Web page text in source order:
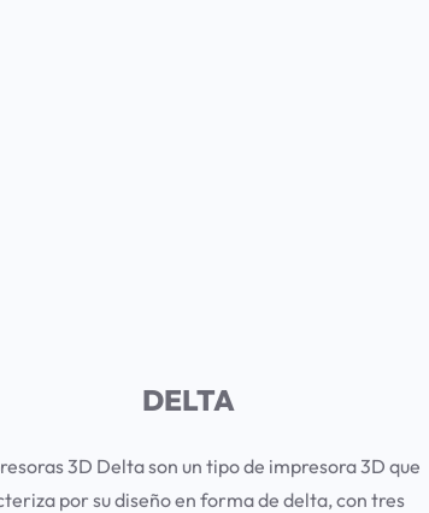
DELTA
3D Delta son un tipo de impresora 3D que
por su diseño en forma de delta, con tres